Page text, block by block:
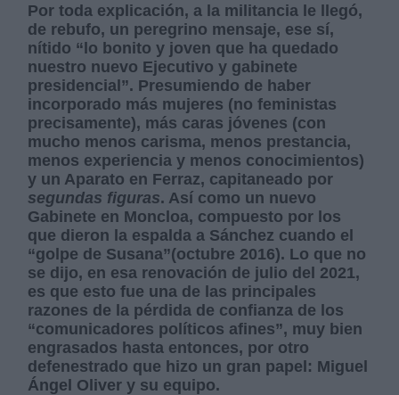
Por toda explicación, a la militancia le llegó,
de rebufo, un peregrino mensaje, ese sí,
nítido “lo bonito y joven que ha quedado
nuestro nuevo Ejecutivo y gabinete
presidencial”. Presumiendo de haber
incorporado más mujeres (no feministas
precisamente), más caras jóvenes (con
mucho menos carisma, menos prestancia,
menos experiencia y menos conocimientos)
y un Aparato en Ferraz, capitaneado por
segundas figuras. Así como un nuevo
Gabinete en Moncloa, compuesto por los
que dieron la espalda a Sánchez cuando el
“golpe de Susana”(octubre 2016). Lo que no
se dijo, en esa renovación de julio del 2021,
es que esto fue una de las principales
razones de la pérdida de confianza de los
“comunicadores políticos afines”, muy bien
engrasados hasta entonces, por otro
defenestrado que hizo un gran papel: Miguel
Ángel Oliver y su equipo.